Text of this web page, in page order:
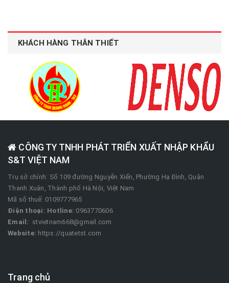
KHÁCH HÀNG THÂN THIẾT
CÔNG TY TNHH PHÁT TRIỂN XUẤT NHẬP KHẨU
S&T VIỆT NAM
Trụ sở chính: Số 109 đường Nguyễn Xiển, Phường Hạ Đình, Quận
Thanh Xuân, Thành phố Hà Nội, Việt Nam
Mã số thuế: 0109777965
Điện thoại: Hotline: 0963770606
Email: stvietnam668@gmail.com
Website: https://quatetst.com
Trang chủ